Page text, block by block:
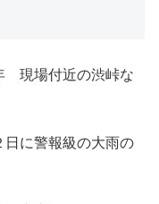
現場付近の渋峠な
に警報級の大雨の